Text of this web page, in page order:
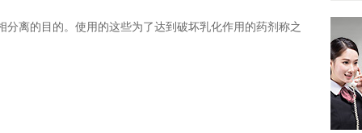
离的目的。使用的这些为了达到破坏乳化作用的药剂称之